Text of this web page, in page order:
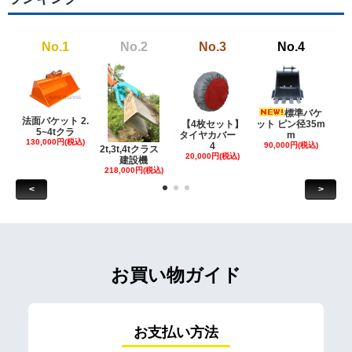
No.1
法面バケット 2.
5~4tクラ
130,000円(税込)
No.2
2t,3t,4tクラス
建設機
218,000円(税込)
No.3
【4枚セット】
タイヤカバー
4
20,000円(税込)
No.4
標準バケ
ット ピン径35m
m
90,000円(税込)
< >
お買い物ガイド
お支払い方法